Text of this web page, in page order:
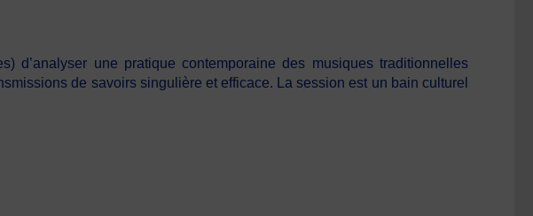
d’analyser une pratique contemporaine des musiques traditionnelles
de savoirs singulière et efficace. La session est un bain culturel